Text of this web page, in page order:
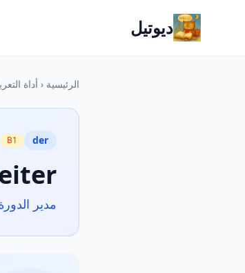
ديوتيل
الرئيسية ‹ أداة
der
B1
مدير